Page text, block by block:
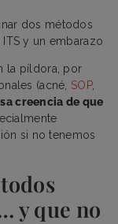
dos métodos
y un embarazo
la píldora, por
(acné, SOP,
creencia de que
si no tenemos
y que no